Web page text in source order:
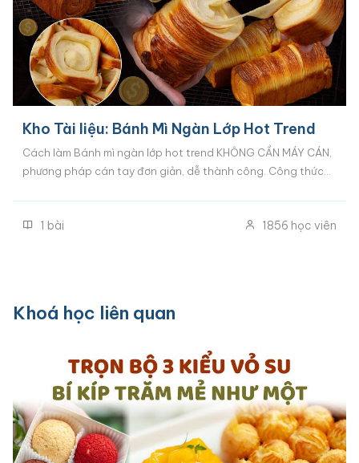
Kho Tài liệu: Bánh Mì Ngàn Lớp Hot Trend
Cách làm Bánh mì ngàn lớp hot trend KHÔNG CẦN MÁY CÁN,
phương pháp cán tay đơn giản, dễ thành công. Công thức
các khoá bánh mì tại Happie.
1 bài 1856 học viên
Khoá học liên quan